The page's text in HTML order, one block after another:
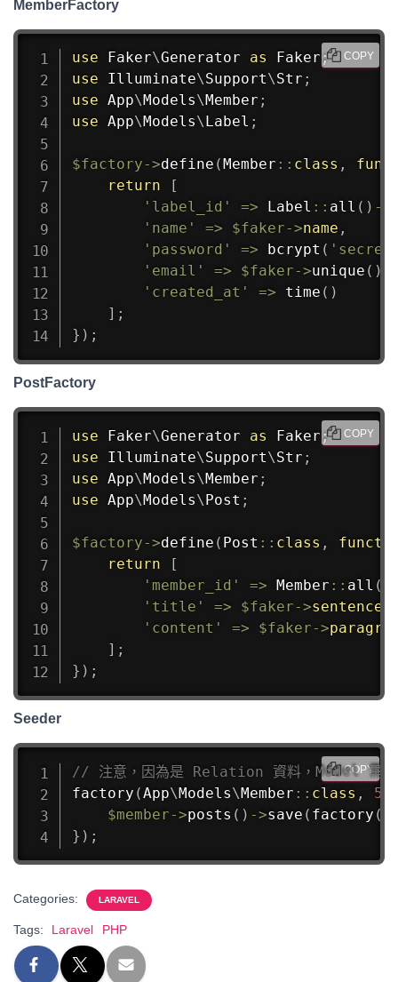
MemberFactory
use Faker\Generator as Faker ;
use
Illuminate\Support\Str ;
use App\ Models\ Member ;
use App\ Models\ Label ;
$factory->define ( Member :: class ,
return
[
'label_id'
=> Label :: all ( ) ->
'name'
=> $faker->name ,
'password'
=> bcrypt (
'email'
=> $faker->unique ( )
'created_at'
=> time ( )
] ;
} ) ;
COPY
PostFactory
use Faker\Generator as Faker ;
use
Illuminate\Support\Str ;
use App\Models\Member ;
use App\Models\Post ;
$factory->define ( Post :: class ,
return
[
'member_id'
=> Member :: all (
'title'
=> $faker->sentence
'content'
=> $faker->
] ;
} ) ;
COPY
Seeder
// 注意，因為是 Relation 資料，Model 需
factory (App\Models\Member :: class , 50
$member->posts ( ) ->save ( factory (
} ) ;
COPY
Categories: LARAVEL
Tags: Laravel PHP